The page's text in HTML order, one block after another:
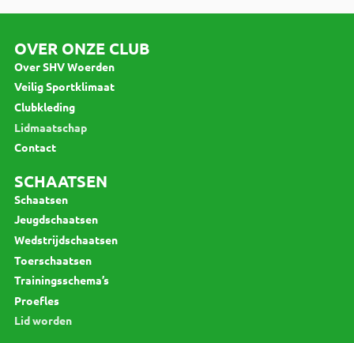
OVER ONZE CLUB
Over SHV Woerden
Veilig Sportklimaat
Clubkleding
Lidmaatschap
Contact
SCHAATSEN
Schaatsen
Jeugdschaatsen
Wedstrijdschaatsen
Toerschaatsen
Trainingsschema’s
Proefles
Lid worden